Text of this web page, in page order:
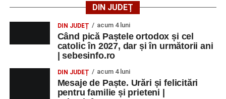
DIN JUDEȚ
DIN JUDEȚ acum 4 luni
Când pică Paștele ortodox și cel
catolic în 2027, dar și în următorii ani
| sebesinfo.ro
DIN JUDEȚ acum 4 luni
Mesaje de Paște. Urări și felicitări
pentru familie și prieteni |